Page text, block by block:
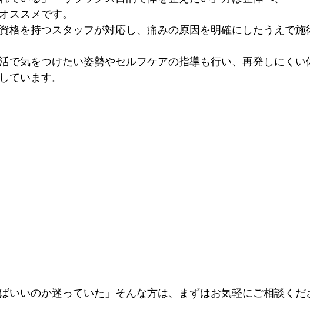
ススメです。
格を持つスタッフが対応し、痛みの原因を明確にしたうえで施
で気をつけたい姿勢やセルフケアの指導も行い、再発しにくい
ています。
いいのか迷っていた」そんな方は、まずはお気軽にご相談くだ